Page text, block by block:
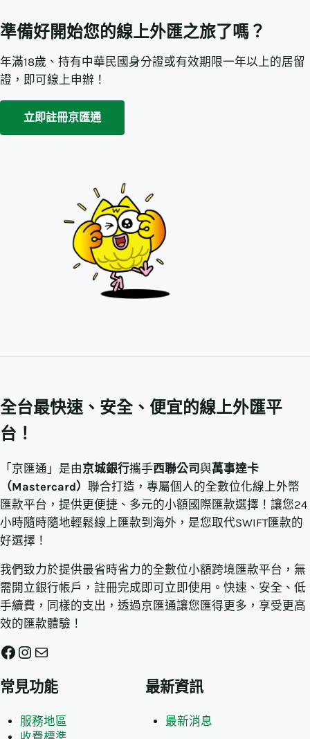
準備好開始您的線上外匯之旅了嗎？
年滿18歲、持有中華民國身分證或有效期限一年以上的居留
證，即可線上申辦！
立即註冊京匯通
全台最快速、安全、便宜的線上外匯平
台！
「京匯通」是由京城銀行攜手西聯公司與萬事達卡
（Mastercard）聯合打造，專屬個人的全數位化線上外幣
匯款平台，提供更便捷、多元的小額國際匯款選擇！讓您24
小時隨時隨地輕鬆線上匯款到海外，是您取代SWIFT匯款的
好選擇！
我們致力於提供最省時省力的全數位小額跨境匯款平台，無
需開立銀行帳戶，註冊完成即可立即使用。快速、安全、低
手續費，同樣的支出，透過京匯通讓您匯得更多，享受更高
效的匯款體驗！
Facebook
Instagram
電子郵件
常見功能
服務地區
最新資訊
最新消息